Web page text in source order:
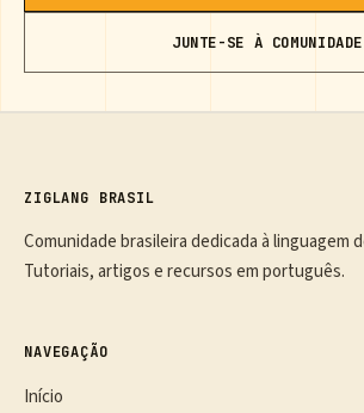
JUNTE-SE À COMUNIDADE
ZIGLANG BRASIL
Comunidade brasileira dedicada à linguagem
Tutoriais, artigos e recursos em português.
NAVEGAÇÃO
Início